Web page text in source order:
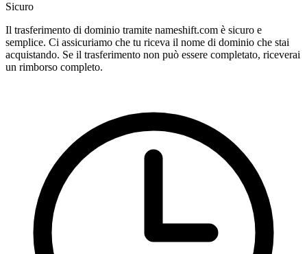
Sicuro
Il trasferimento di dominio tramite nameshift.com è sicuro e
semplice. Ci assicuriamo che tu riceva il nome di dominio che stai
acquistando. Se il trasferimento non può essere completato, riceverai
un rimborso completo.